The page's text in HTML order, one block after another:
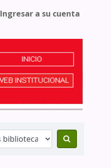
Ingresar a su cuenta